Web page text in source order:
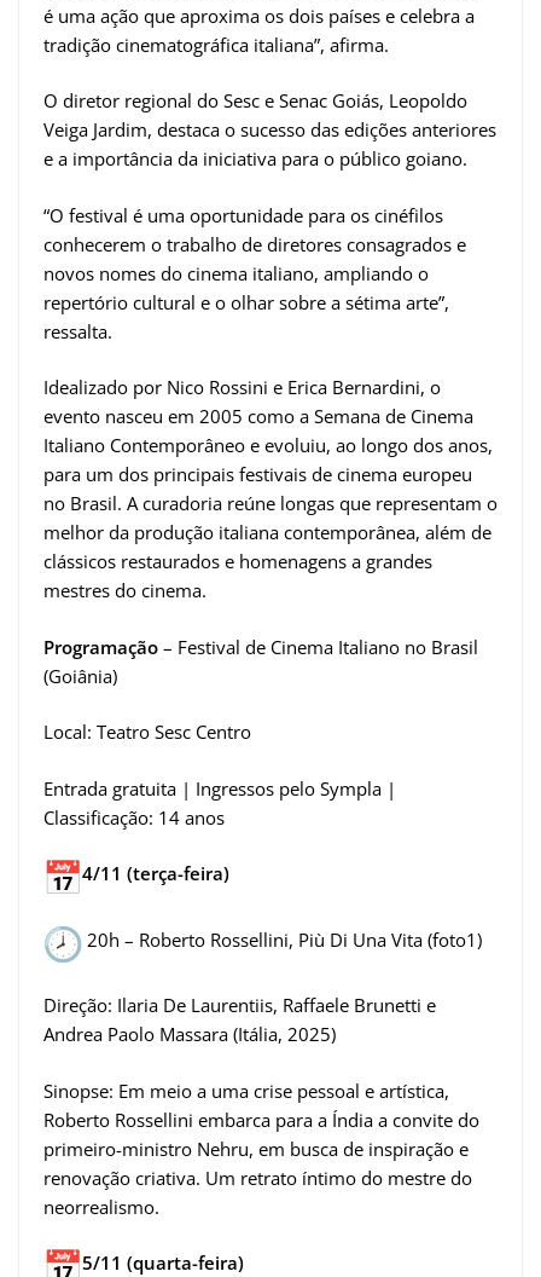
é uma ação que aproxima os dois países e celebra a
tradição cinematográfica italiana”, afirma.
O diretor regional do Sesc e Senac Goiás, Leopoldo
Veiga Jardim, destaca o sucesso das edições anteriores
e a importância da iniciativa para o público goiano.
“O festival é uma oportunidade para os cinéfilos
conhecerem o trabalho de diretores consagrados e
novos nomes do cinema italiano, ampliando o
repertório cultural e o olhar sobre a sétima arte”,
ressalta.
Idealizado por Nico Rossini e Erica Bernardini, o
evento nasceu em 2005 como a Semana de Cinema
Italiano Contemporâneo e evoluiu, ao longo dos anos,
para um dos principais festivais de cinema europeu
no Brasil. A curadoria reúne longas que representam o
melhor da produção italiana contemporânea, além de
clássicos restaurados e homenagens a grandes
mestres do cinema.
Programação – Festival de Cinema Italiano no Brasil
(Goiânia)
Local: Teatro Sesc Centro
Entrada gratuita | Ingressos pelo Sympla |
Classificação: 14 anos
4/11 (terça-feira)
20h – Roberto Rossellini, Più Di Una Vita (foto1)
Direção: Ilaria De Laurentiis, Raffaele Brunetti e
Andrea Paolo Massara (Itália, 2025)
Sinopse: Em meio a uma crise pessoal e artística,
Roberto Rossellini embarca para a Índia a convite do
primeiro-ministro Nehru, em busca de inspiração e
renovação criativa. Um retrato íntimo do mestre do
neorrealismo.
5/11 (quarta-feira)